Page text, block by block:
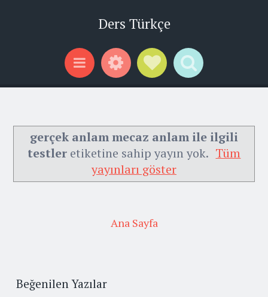
Ders Türkçe
Menu WidgetsSocial Links
Search
gerçek anlam mecaz anlam ile ilgili
testleretiketine sahip yayın yok. Tüm
yayınları göster
Ana Sayfa
Beğenilen Yazılar